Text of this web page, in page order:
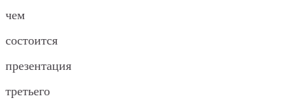
чем
состоится
презентация
третьего